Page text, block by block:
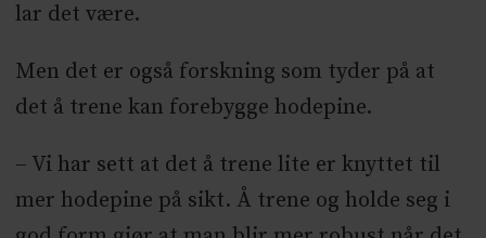
lar det være.
Men det er også forskning som tyder på at
det å trene kan forebygge hodepine.
– Vi har sett at det å trene lite er knyttet til
mer hodepine på sikt. Å trene og holde seg i